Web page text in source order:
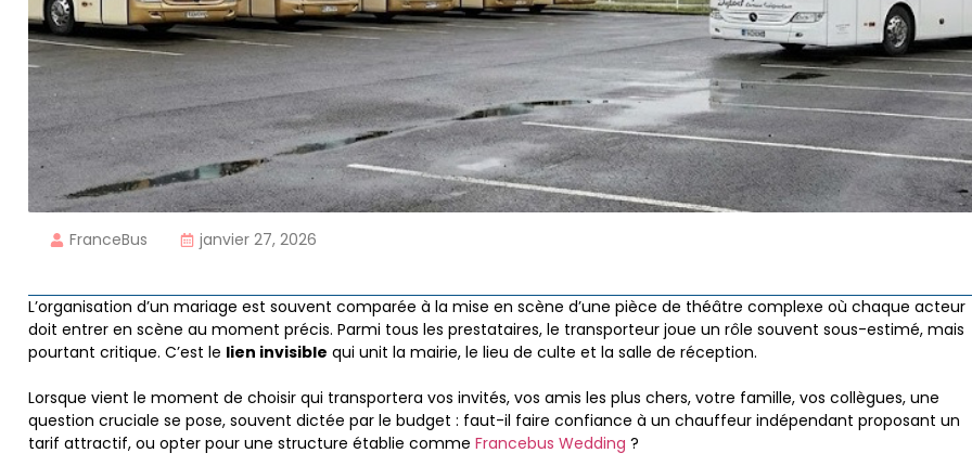
FranceBus janvier 27, 2026
L’organisation d’un mariage est souvent comparée à la mise en scène d’une pièce de théâtre complexe où chaque acteur
doit entrer en scène au moment précis. Parmi tous les prestataires, le transporteur joue un rôle souvent sous-estimé, mais
pourtant critique. C’est le lien invisible qui unit la mairie, le lieu de culte et la salle de réception.
Lorsque vient le moment de choisir qui transportera vos invités, vos amis les plus chers, votre famille, vos collègues, une
question cruciale se pose, souvent dictée par le budget : faut-il faire confiance à un chauffeur indépendant proposant un
tarif attractif, ou opter pour une structure établie comme Francebus Wedding ?